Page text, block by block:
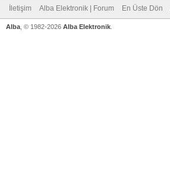
İletişim Alba Elektronik | Forum En Üste Dön
Alba , © 1982-2026 Alba Elektronik